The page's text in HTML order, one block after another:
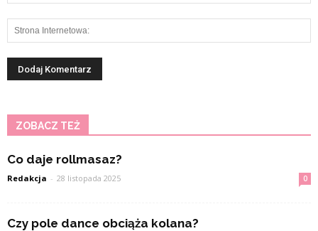
ZOBACZ TEŻ
Co daje rollmasaz?
Redakcja - 28 listopada 2025 0
Czy pole dance obciąża kolana?